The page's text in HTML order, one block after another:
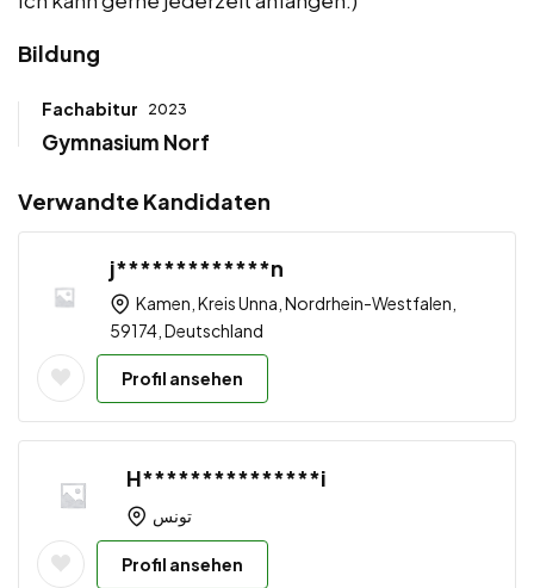
Bildung
Fachabitur 2023
Gymnasium Norf
Verwandte Kandidaten
j*************n
Kamen, Kreis Unna, Nordrhein-Westfalen,
59174, Deutschland
Profil ansehen
H***************i
تونس
Profil ansehen